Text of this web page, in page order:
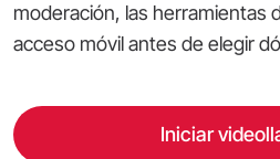
moderación, las herramientas
acceso móvil antes de elegir
Iniciar